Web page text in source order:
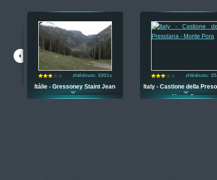
zhlédnuto: 3301x
Itálie - Gressoney Staint Jean
zhlédnuto:
Italy - Castione della
Monte Pora